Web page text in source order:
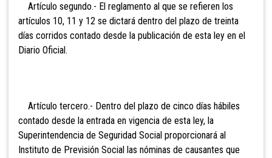
Artículo segundo.- El reglamento al que se refieren los
artículos 10, 11 y 12 se dictará dentro del plazo de treinta
días corridos contado desde la publicación de esta ley en el
Diario Oficial.
Artículo tercero.- Dentro del plazo de cinco días hábiles
contado desde la entrada en vigencia de esta ley, la
Superintendencia de Seguridad Social proporcionará al
Instituto de Previsión Social las nóminas de causantes que